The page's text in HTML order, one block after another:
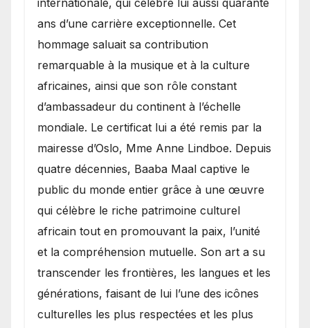
internationale, qui célèbre lui aussi quarante
ans d’une carrière exceptionnelle. Cet
hommage saluait sa contribution
remarquable à la musique et à la culture
africaines, ainsi que son rôle constant
d’ambassadeur du continent à l’échelle
mondiale. Le certificat lui a été remis par la
mairesse d’Oslo, Mme Anne Lindboe. Depuis
quatre décennies, Baaba Maal captive le
public du monde entier grâce à une œuvre
qui célèbre le riche patrimoine culturel
africain tout en promouvant la paix, l’unité
et la compréhension mutuelle. Son art a su
transcender les frontières, les langues et les
générations, faisant de lui l’une des icônes
culturelles les plus respectées et les plus